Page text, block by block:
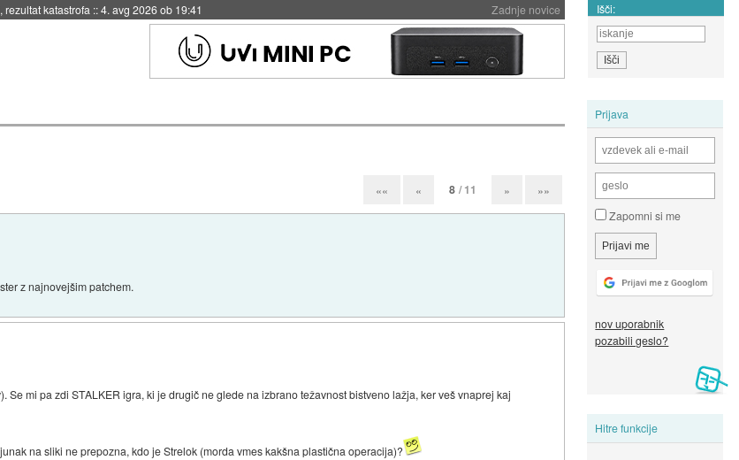
Zadnje novice
uporabo::4. avg 2026 ob 19:41 Išči:
Prijava
Zapomni si me
nov uporabnik
pozabili geslo?
Hitre funkcije
«« « 8 / 11 » »»
z najnovejšim patchem.
Se mi pa zdi STALKER igra, ki je drugič ne glede na izbrano težavnost bistveno lažja, ker veš vnaprej kaj
na sliki ne prepozna, kdo je Strelok (morda vmes kakšna plastična operacija)?